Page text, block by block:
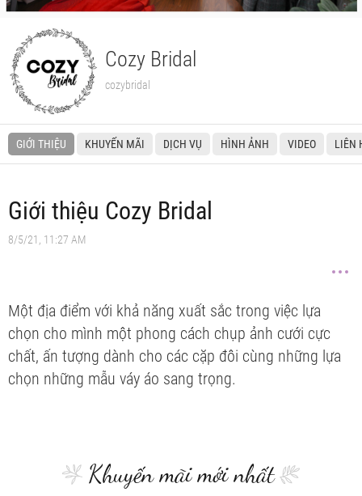
Cozy Bridal
cozybridal
GIỚI THIỆU KHUYẾN MÃI DỊCH VỤ HÌNH ẢNH VIDEO LIÊN
Giới thiệu Cozy Bridal
8/5/21, 11:27 AM
Một địa điểm với khả năng xuất sắc trong việc lựa
chọn cho mình một phong cách chụp ảnh cưới cực
chất, ấn tượng dành cho các cặp đôi cùng những lựa
chọn những mẫu váy áo sang trọng.
Khuyến mãi mới nhất